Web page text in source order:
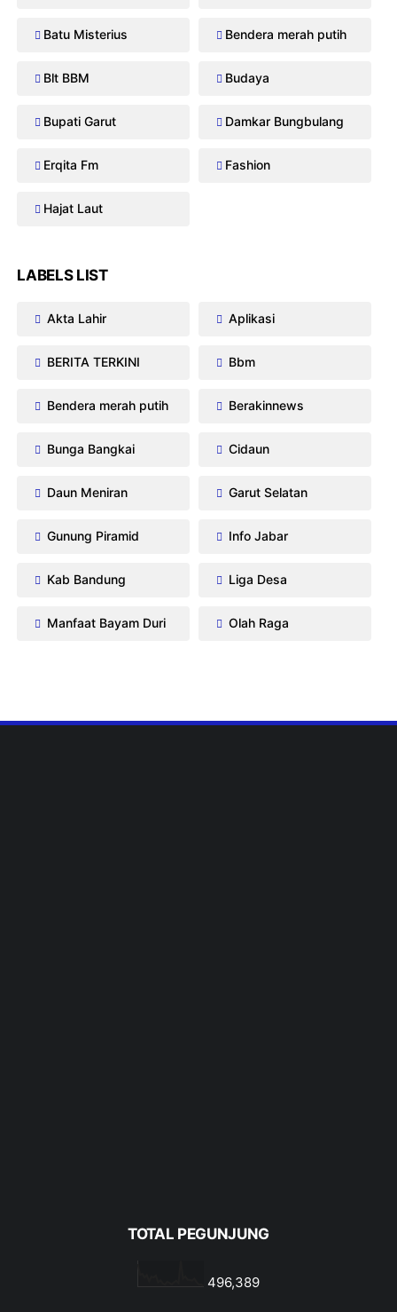
Batu Misterius Bendera merah putih
Blt BBM Budaya
Bupati Garut Damkar Bungbulang
Erqita Fm Fashion
Hajat Laut
LABELS LIST
Akta Lahir Aplikasi
BERITA TERKINI Bbm
Bendera merah putih Berakinnews
Bunga Bangkai Cidaun
Daun Meniran Garut Selatan
Gunung Piramid Info Jabar
Kab Bandung Liga Desa
Manfaat Bayam Duri Olah Raga
TOTAL PEGUNJUNG
496,389